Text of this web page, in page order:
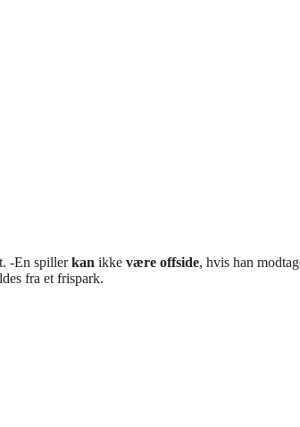
-En spillerkan ikke være offside, hvis han
fra et frispark.